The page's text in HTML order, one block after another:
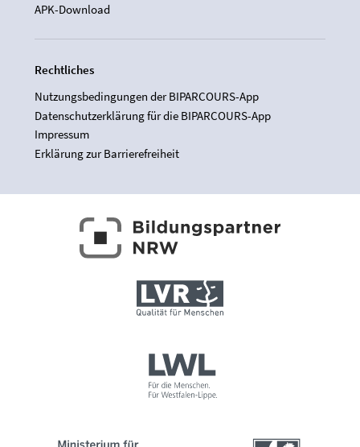
APK-Download
Rechtliches
Nutzungsbedingungen der BIPARCOURS-App
Datenschutzerklärung für die BIPARCOURS-App
Impressum
Erklärung zur Barrierefreiheit